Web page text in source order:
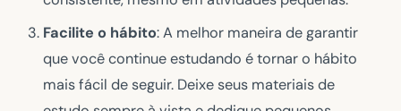
Facilite o hábito: A melhor maneira de garantir
que você continue estudando é tornar o hábito
mais fácil de seguir. Deixe seus materiais de